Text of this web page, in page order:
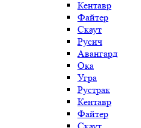
Кентавр
Файтер
Скаут
Русич
Авангард
Ока
Угра
Рустрак
Кентавр
Файтер